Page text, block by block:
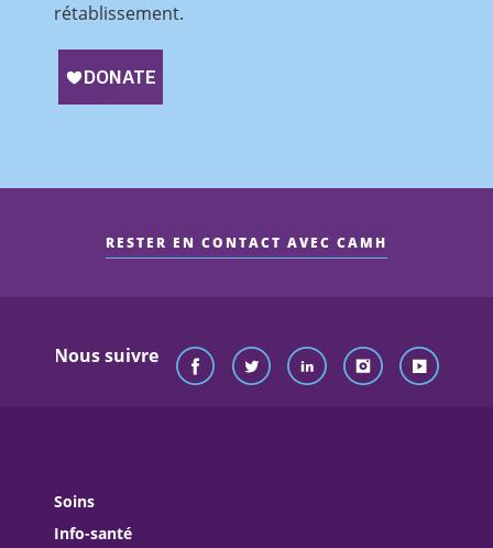
rétablissement.
RESTER EN CONTACT AVEC CAMH
Nous suivre
Soins
Info-santé